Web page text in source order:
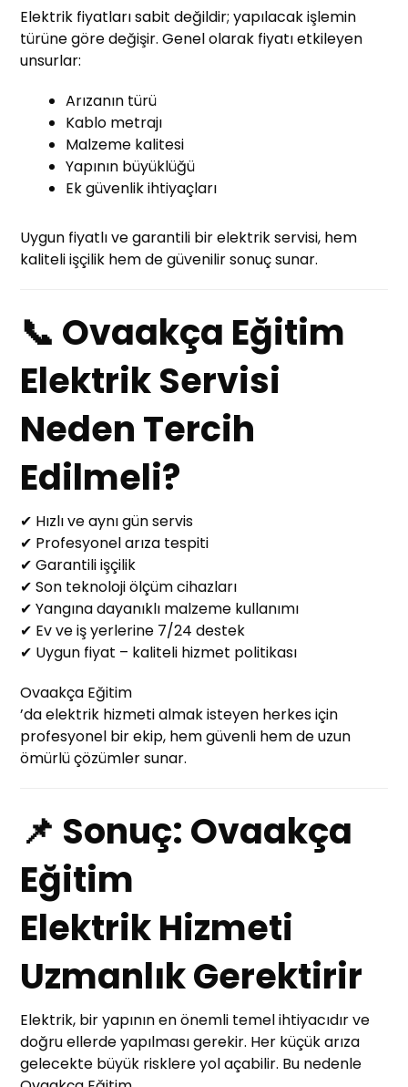
Elektrik fiyatları sabit değildir; yapılacak işlemin
türüne göre değişir. Genel olarak fiyatı etkileyen
unsurlar:
Arızanın türü
Kablo metrajı
Malzeme kalitesi
Yapının büyüklüğü
Ek güvenlik ihtiyaçları
Uygun fiyatlı ve garantili bir elektrik servisi, hem
kaliteli işçilik hem de güvenilir sonuç sunar.
📞 Ovaakça Eğitim
Elektrik Servisi
Neden Tercih
Edilmeli?
✔ Hızlı ve aynı gün servis
✔ Profesyonel arıza tespiti
✔ Garantili işçilik
✔ Son teknoloji ölçüm cihazları
✔ Yangına dayanıklı malzeme kullanımı
✔ Ev ve iş yerlerine 7/24 destek
✔ Uygun fiyat – kaliteli hizmet politikası
Ovaakça Eğitim
’da elektrik hizmeti almak isteyen herkes için
profesyonel bir ekip, hem güvenli hem de uzun
ömürlü çözümler sunar.
📌 Sonuç: Ovaakça
Eğitim
Elektrik Hizmeti
Uzmanlık Gerektirir
Elektrik, bir yapının en önemli temel ihtiyacıdır ve
doğru ellerde yapılması gerekir. Her küçük arıza
gelecekte büyük risklere yol açabilir. Bu nedenle